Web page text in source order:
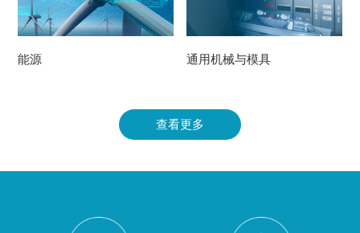
VIEW MORE
能源
VIEW MORE
通用机械与模具
查看更多